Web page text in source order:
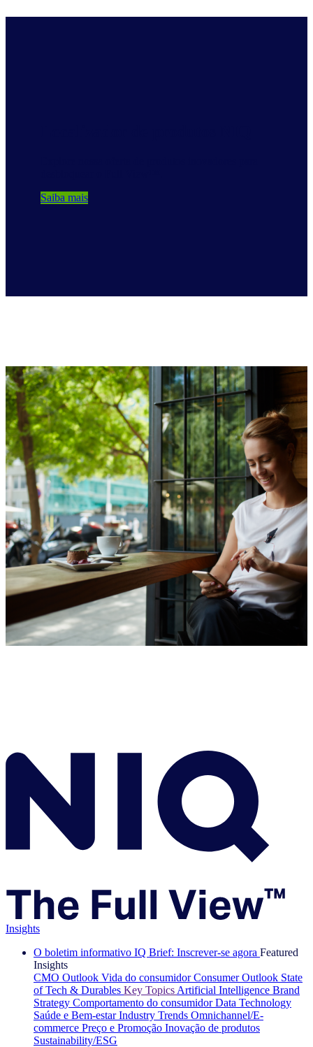
Saiba mais
Insights
O boletim informativo IQ Brief: Inscrever-se agora Featured
Insights
CMO Outlook Vida do consumidor Consumer Outlook State
of Tech & Durables Key Topics Artificial Intelligence Brand
Strategy Comportamento do consumidor Data Technology
Saúde e Bem-estar Industry Trends Omnichannel/E-
commerce Preço e Promoção Inovação de produtos
Sustainability/ESG